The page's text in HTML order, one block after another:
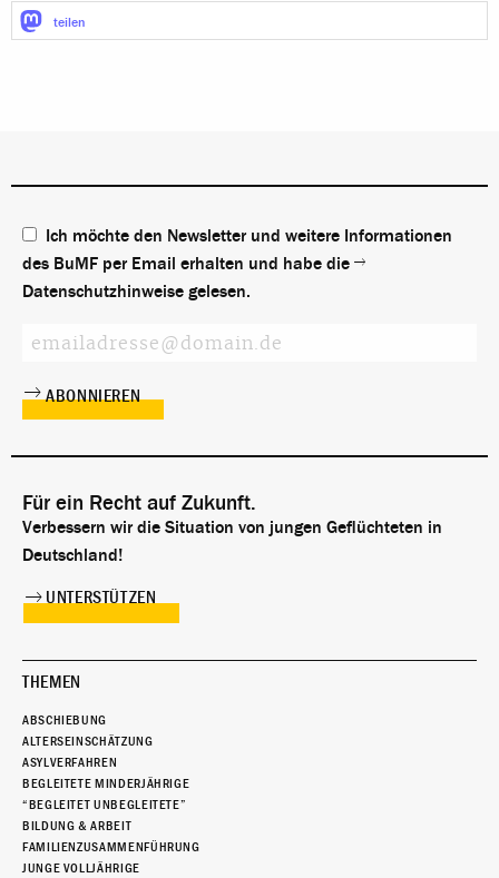
teilen
Ich möchte den Newsletter und weitere Informationen
des BuMF per Email erhalten und habe die
Datenschutzhinweise gelesen.
Für ein Recht auf Zukunft.
Verbessern wir die Situation von jungen Geflüchteten in
Deutschland!
UNTERSTÜTZEN
THEMEN
ABSCHIEBUNG
ALTERSEINSCHÄTZUNG
ASYLVERFAHREN
BEGLEITETE MINDERJÄHRIGE
“BEGLEITET UNBEGLEITETE”
BILDUNG & ARBEIT
FAMILIENZUSAMMENFÜHRUNG
JUNGE VOLLJÄHRIGE